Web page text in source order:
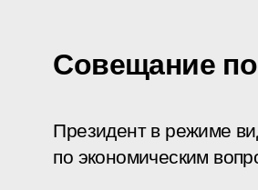
Совещание
Президент в режиме
по экономическим